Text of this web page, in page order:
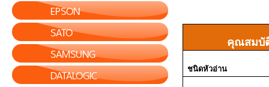
EPSON
SATO
SAMSUNG
DATALOGIC
คุณสมบั
ชนิดหัวอ่าน